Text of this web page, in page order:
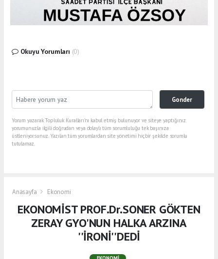
Okuyu Yorumları (0)
Gonder
Yorum yazarak Topluluk Kuralları’nı kabul etmiş bulunuyor ve siteye yaptığınız
yorumunuzla ilgili doğrudan veya dolaylı tüm sorumluluğu tek başınıza
üstleniyorsunuz. Yazılan tüm yorumlardan site yönetimi hiçbir şekilde sorumlu
tutulamaz.
Anasayfa Ekonomi
EKONOMİST PROF.Dr.SONER GÖKTEN
ZERAY GYO'NUN HALKA ARZINA
''İRONİ''DEDİ